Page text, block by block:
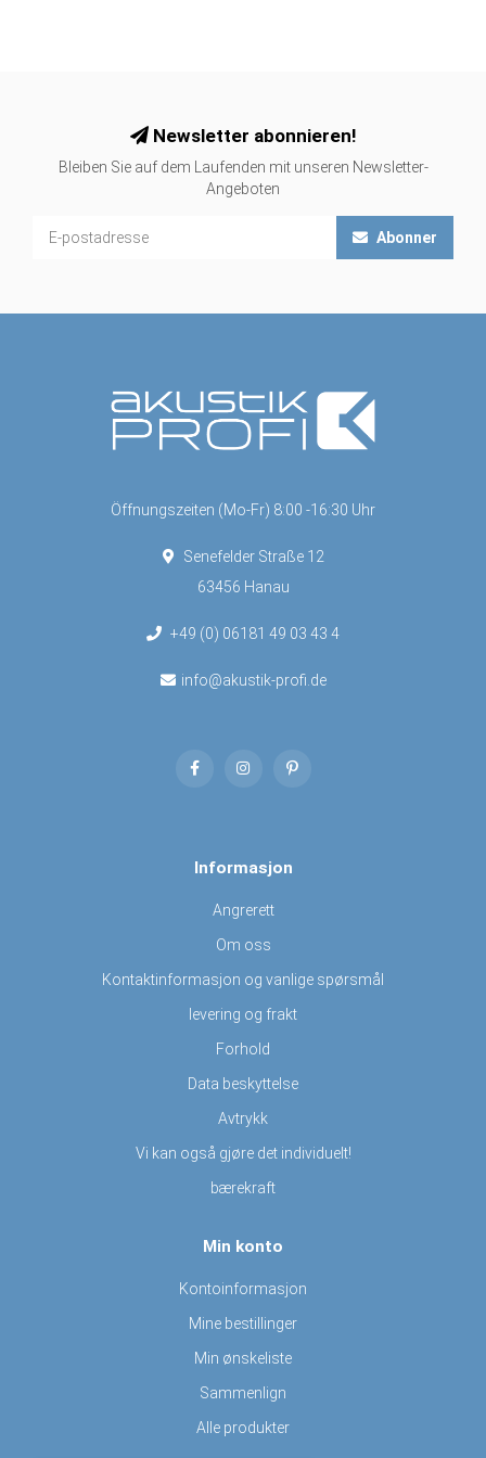
Newsletter abonnieren!
Bleiben Sie auf dem Laufenden mit unseren Newsletter-
Angeboten
Abonner
Öffnungszeiten (Mo-Fr) 8:00 -16:30 Uhr
Senefelder Straße 12
63456 Hanau
+49 (0) 06181 49 03 43 4
info@akustik-profi.de
Informasjon
Angrerett
Om oss
Kontaktinformasjon og vanlige spørsmål
levering og frakt
Forhold
Data beskyttelse
Avtrykk
Vi kan også gjøre det individuelt!
bærekraft
Min konto
Kontoinformasjon
Mine bestillinger
Min ønskeliste
Sammenlign
Alle produkter